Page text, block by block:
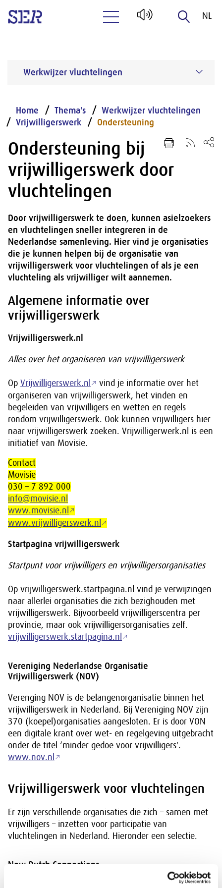
NL
Werkwijzer vluchtelingen
Home Thema's
Werkwijzer vluchtelingen
Vrijwilligerswerk
Ondersteuning
Ondersteuning bij
vrijwilligerswerk door
vluchtelingen
Door vrijwilligerswerk te doen, kunnen asielzoekers
en vluchtelingen sneller integreren in de
Nederlandse samenleving. Hier vind je organisaties
die je kunnen helpen bij de organisatie van
vrijwilligerswerk voor vluchtelingen of als je een
vluchteling als vrijwilliger wilt aannemen.
Algemene informatie over
vrijwilligerswerk
Vrijwilligerswerk.nl
Alles over het organiseren van vrijwilligerswerk
Op Vrijwilligerswerk.nl
vind je informatie over het
organiseren van vrijwilligerswerk, het vinden en
begeleiden van vrijwilligers en wetten en regels
rondom vrijwilligerswerk. Ook kunnen vrijwilligers hier
naar vrijwilligerswerk zoeken. Vrijwilligerwerk.nl is een
initiatief van Movisie.
Contact
Movisie
030 – 7 892 000
info@movisie.nl
www.movisie.nl
www.vrijwilligerswerk.nl
Startpagina vrijwilligerswerk
Startpunt voor vrijwilligers en vrijwilligersorganisaties
Op vrijwilligerswerk.startpagina.nl vind je verwijzingen
naar allerlei organisaties die zich bezighouden met
vrijwilligerswerk. Bijvoorbeeld vrijwilligerscentra per
provincie, maar ook vrijwilligersorganisaties zelf.
vrijwilligerswerk.startpagina.nl
Vereniging Nederlandse Organisatie
Vrijwilligerswerk (NOV)
Verenging NOV is de belangenorganisatie binnen het
vrijwilligerswerk in Nederland. Bij Vereniging NOV zijn
370 (koepel)organisaties aangesloten. Er is door VON
een digitale krant over wet- en regelgeving uitgebracht
onder de titel ‘minder gedoe voor vrijwilligers'.
www.nov.nl
Vrijwilligerswerk voor vluchtelingen
Er zijn verschillende organisaties die zich – samen met
vrijwilligers – inzetten voor participatie van
vluchtelingen in Nederland. Hieronder een selectie.
New Dutch Connections
Talentontwikkeling van jonge (ex-)asielzoekers